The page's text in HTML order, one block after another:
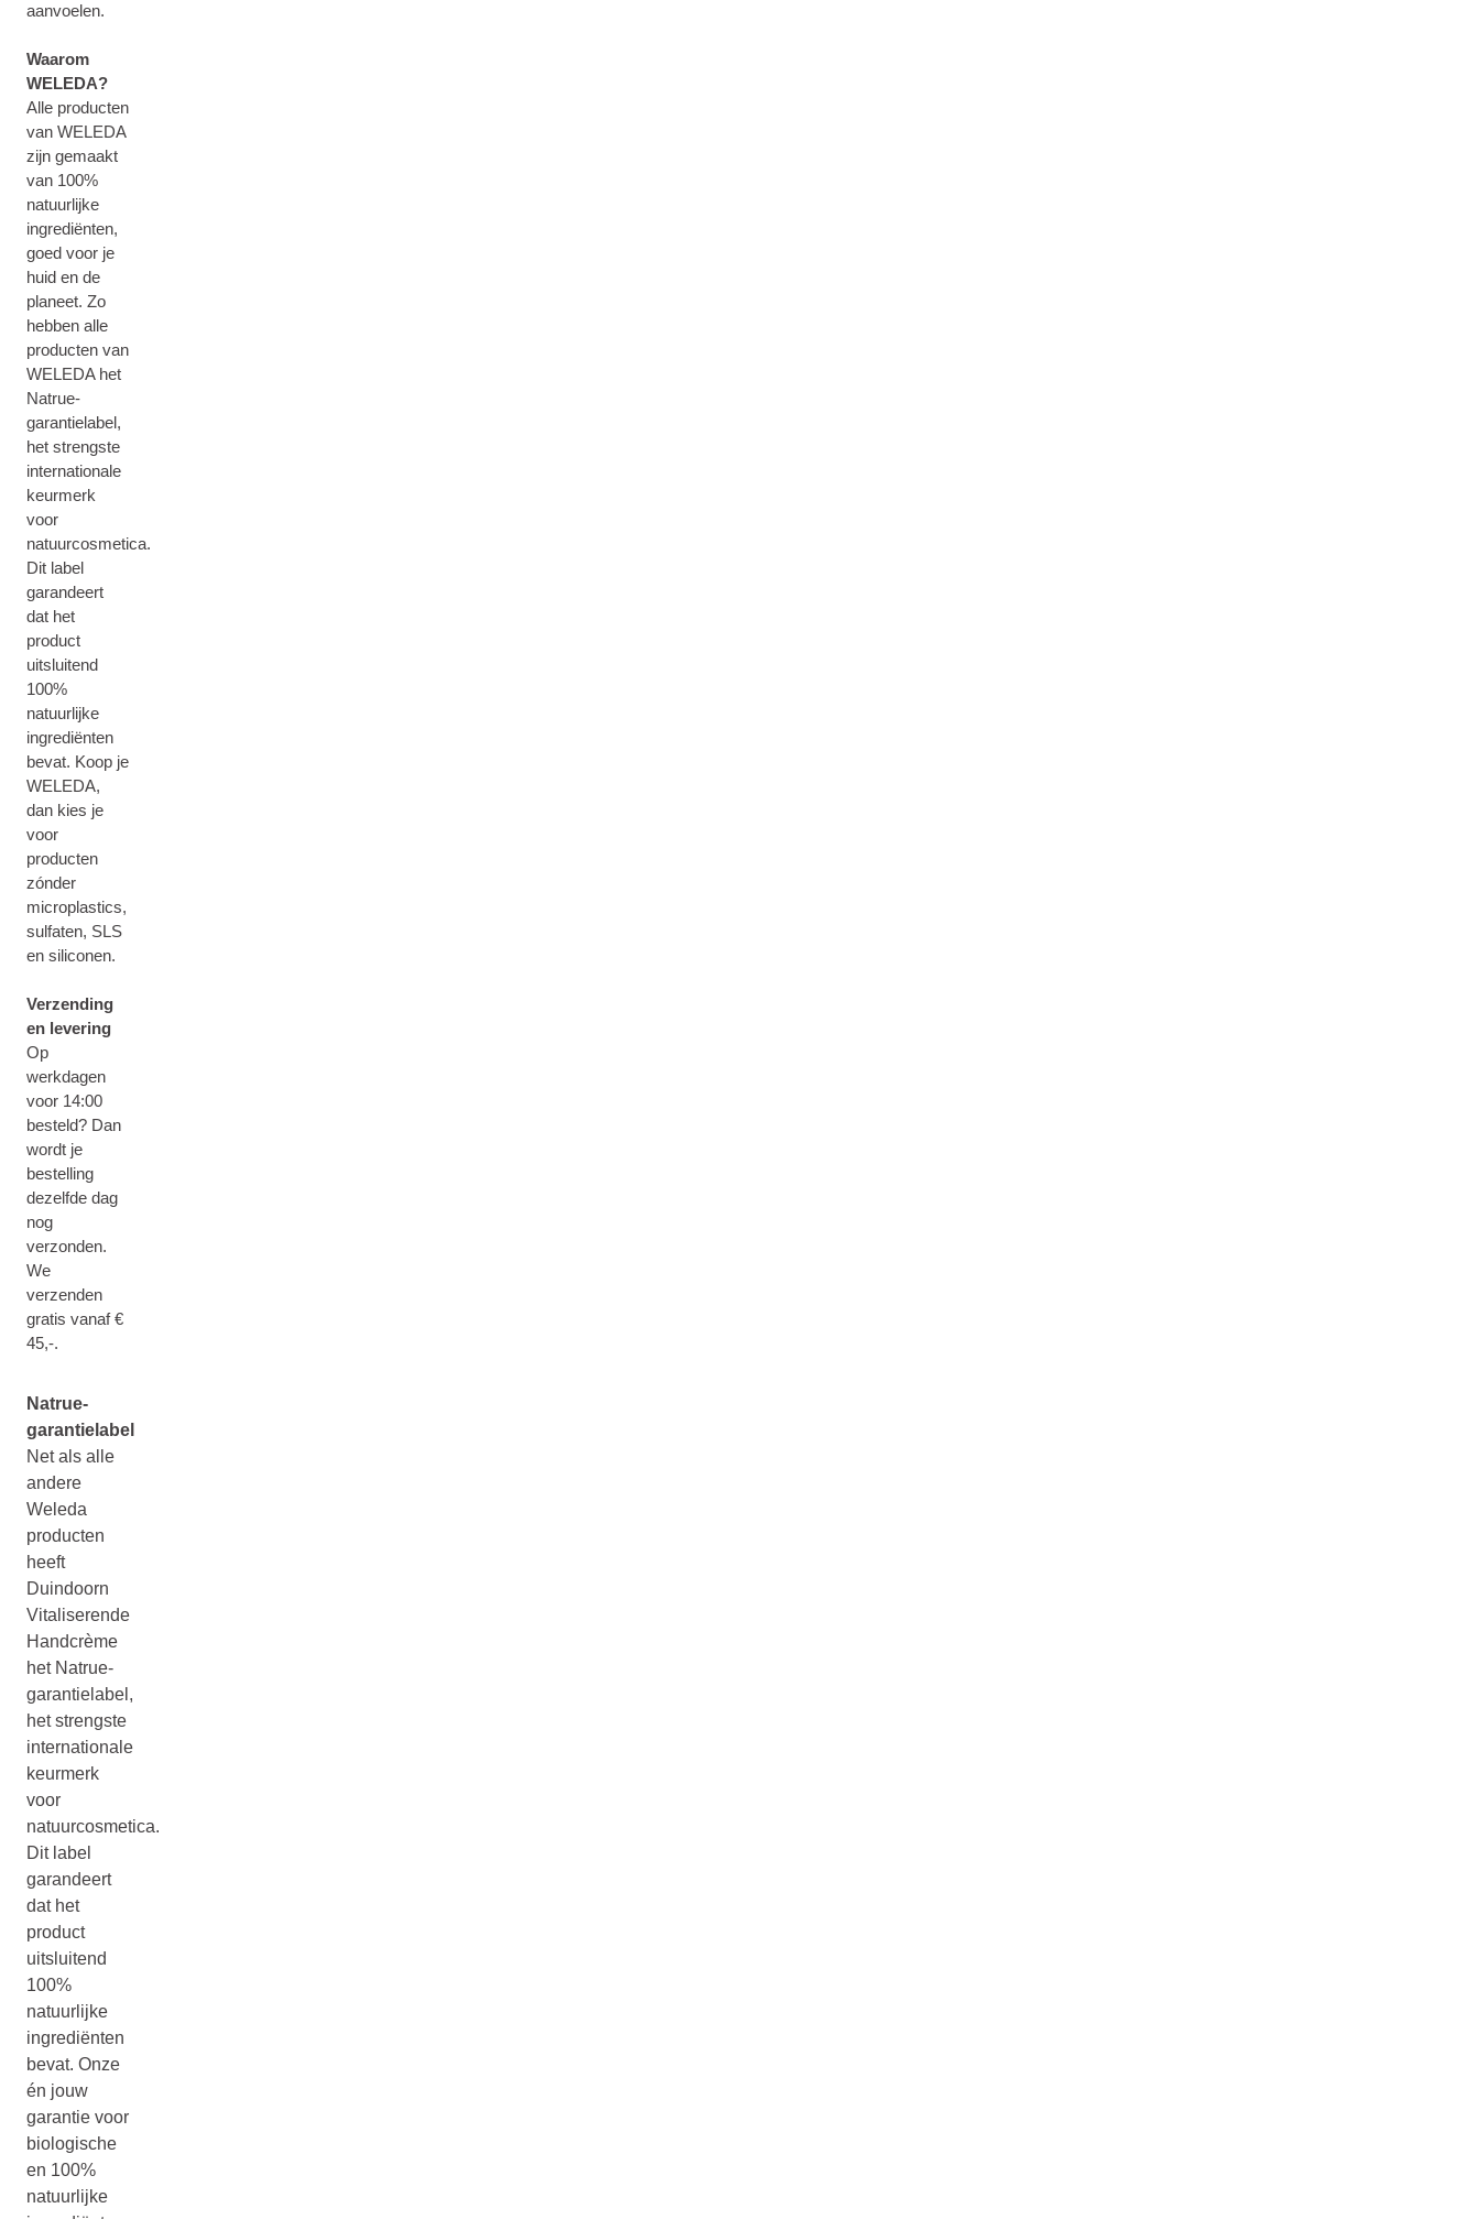
aanvoelen.
Waarom
WELEDA?
Alle producten
van WELEDA
zijn gemaakt
van 100%
natuurlijke
ingrediënten,
goed voor je
huid en de
planeet. Zo
hebben alle
producten van
WELEDA het
Natrue-
garantielabel,
het strengste
internationale
keurmerk
voor
natuurcosmetica.
Dit label
garandeert
dat het
product
uitsluitend
100%
natuurlijke
ingrediënten
bevat. Koop je
WELEDA,
dan kies je
voor
producten
zónder
microplastics,
sulfaten, SLS
en siliconen.
Verzending
en levering
Op
werkdagen
voor 14:00
besteld? Dan
wordt je
bestelling
dezelfde dag
nog
verzonden.
We
verzenden
gratis vanaf €
45,-.
Natrue-
garantielabel
Net als alle
andere
Weleda
producten
heeft
Duindoorn
Vitaliserende
Handcrème
het Natrue-
garantielabel,
het strengste
internationale
keurmerk
voor
natuurcosmetica.
Dit label
garandeert
dat het
product
uitsluitend
100%
natuurlijke
ingrediënten
bevat. Onze
én jouw
garantie voor
biologische
en 100%
natuurlijke